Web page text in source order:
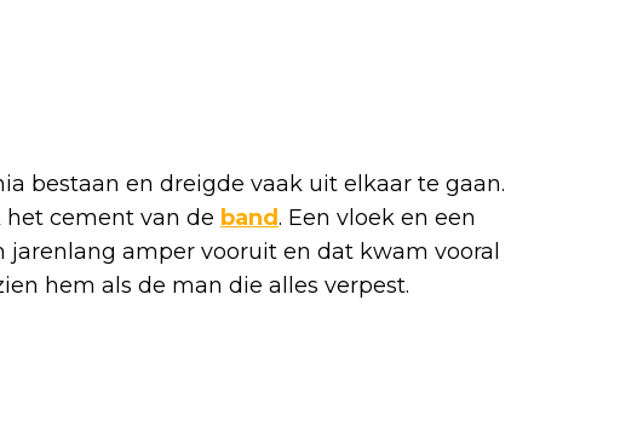
bestaan en dreigde vaak uit elkaar te gaan.
cement van de band. Een vloek en een
jarenlang amper vooruit en dat kwam vooral
hem als de man die alles verpest.